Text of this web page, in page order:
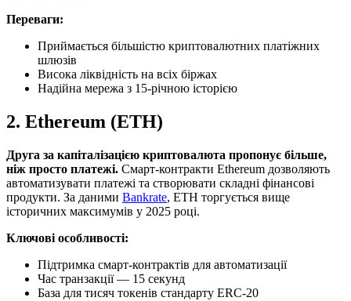
Переваги:
Приймається більшістю криптовалютних платіжних
шлюзів
Висока ліквідність на всіх біржах
Надійна мережа з 15-річною історією
2. Ethereum (ETH)
Друга за капіталізацією криптовалюта пропонує більше,
ніж просто платежі. Смарт-контракти Ethereum дозволяють
автоматизувати платежі та створювати складні фінансові
продукти. За даними Bankrate, ETH торгується вище
історичних максимумів у 2025 році.
Ключові особливості:
Підтримка смарт-контрактів для автоматизації
Час транзакції — 15 секунд
База для тисяч токенів стандарту ERC-20